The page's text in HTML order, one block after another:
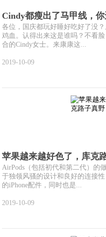
Cindy都瘦出了马甲线，
各位，国庆都玩好睡好吃好了没
鸡血。认得出来这是谁吗？不看
合的Cindy女士。来康康这...
2019-10-09
苹果越来越好色了，库克
AirPods（包括初代和第二代）的
于独领风骚的设计和良好的连接
的iPhone配件，同时也是...
2019-10-09